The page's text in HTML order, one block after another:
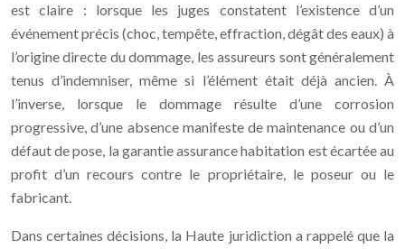
est claire : lorsque les juges constatent l’existence d’un
événement précis (choc, tempête, effraction, dégât des eaux) à
l’origine directe du dommage, les assureurs sont généralement
tenus d’indemniser, même si l’élément était déjà ancien. À
l’inverse, lorsque le dommage résulte d’une corrosion
progressive, d’une absence manifeste de maintenance ou d’un
défaut de pose, la garantie assurance habitation est écartée au
profit d’un recours contre le propriétaire, le poseur ou le
fabricant.
Dans certaines décisions, la Haute juridiction a rappelé que la